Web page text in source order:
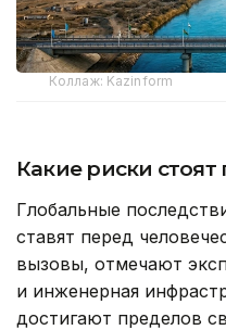
Коллаж: Kazinform
Какие риски
Глобальные
ставят перед
вызовы, отмечают
и инженерная
достигают пределов